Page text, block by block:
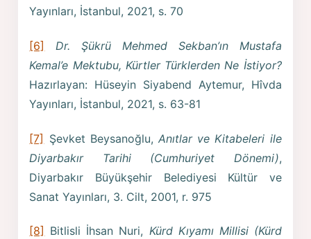
Yayınları, İstanbul, 2021, s. 70
[6]
Dr. Şükrü Mehmed Sekban’ın Mustafa
Kemal’e Mektubu, Kürtler Türklerden Ne İstiyor?
Hazırlayan: Hüseyin Siyabend Aytemur, Hîvda
Yayınları, İstanbul, 2021, s. 63-81
[7] Şevket Beysanoğlu, Anıtlar ve Kitabeleri ile
Diyarbakır Tarihi (Cumhuriyet Dönemi),
Diyarbakır Büyükşehir Belediyesi Kültür ve
Sanat Yayınları, 3. Cilt, 2001, r. 975
[8] Bitlisli İhsan Nuri, Kürd Kıyamı Millisi (Kürd